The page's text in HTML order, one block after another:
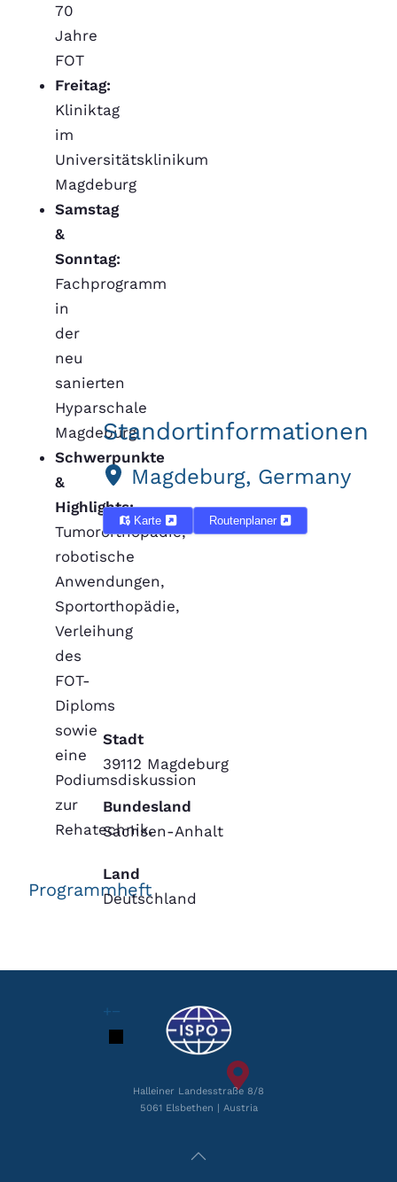
70
Jahre
FOT
Freitag:
Kliniktag
im
Universitätsklinikum
Magdeburg
Samstag
&
Sonntag:
Fachprogramm
in
der
neu
sanierten
Hyparschale
Magdeburg
Schwerpunkte
&
Highlights:
Tumororthopädie,
robotische
Anwendungen,
Sportorthopädie,
Verleihung
des
FOT-
Diploms
sowie
eine
Podiumsdiskussion
zur
Rehatechnik.
Programmheft
Standortinformationen
Magdeburg, Germany
Karte Routenplaner
+−
Stadt
39112 Magdeburg
Bundesland
Sachsen-Anhalt
Land
Deutschland
Halleiner Landesstraße 8/8
5061 Elsbethen | Austria